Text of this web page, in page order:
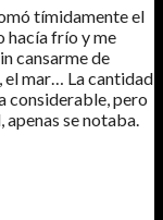
tímidamente el
hacía frío y me
cansarme de
el mar… La cantidad
considerable, pero
se notaba.